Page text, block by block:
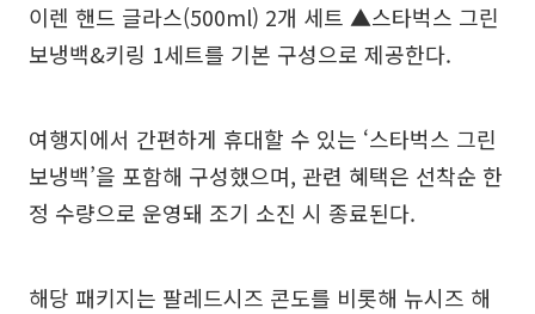
이렌 핸드 글라스(500ml) 2개 세트 ▲스타벅스 그린
보냉백&키링 1세트를 기본 구성으로 제공한다.
여행지에서 간편하게 휴대할 수 있는 ‘스타벅스 그린
보냉백’을 포함해 구성했으며, 관련 혜택은 선착순 한
정 수량으로 운영돼 조기 소진 시 종료된다.
해당 패키지는 팔레드시즈 콘도를 비롯해 뉴시즈 해